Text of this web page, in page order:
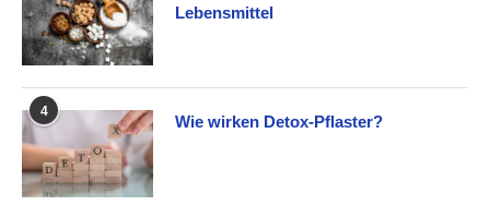
Lebensmittel
4
Wie wirken Detox-Pflaster?